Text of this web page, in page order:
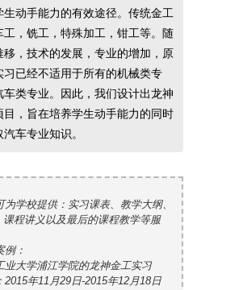
生动手能力的有效途径。传统金工
工，铣工，特殊加工，钳工等。随
移，技术的发展，专业的增加，原
习已经不适用于所有的机械类专
车类专业。因此，我们设计出龙神
目，旨在培养学生动手能力的同时
车专业知识。
为学校提供：实习课表、教学大纲、
课程讲义以及最后的课程教学等服
例：
业大学浦江学院的龙神金工实习
2015年11月29日-2015年12月18日